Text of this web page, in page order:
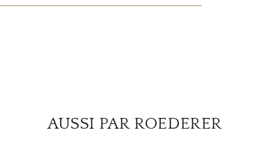
AUSSI PAR ROEDERER